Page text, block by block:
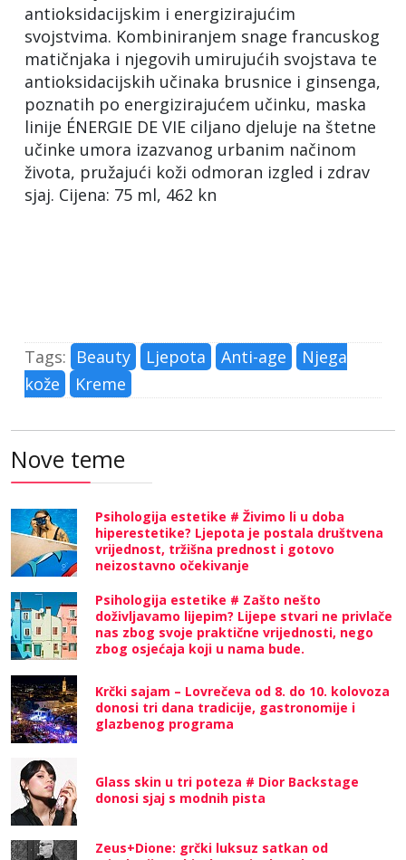
antioksidacijskim i energizirajućim
svojstvima. Kombiniranjem snage francuskog
matičnjaka i njegovih umirujućih svojstava te
antioksidacijskih učinaka brusnice i ginsenga,
poznatih po energizirajućem učinku, maska
linije ÉNERGIE DE VIE ciljano djeluje na štetne
učinke umora izazvanog urbanim načinom
života, pružajući koži odmoran izgled i zdrav
sjaj. Cijena: 75 ml, 462 kn
Tags: Beauty Ljepota Anti-age
Njega
kože
Kreme
Nove teme
Psihologija estetike # Živimo li u doba
hiperestetike? Ljepota je postala društvena
vrijednost, tržišna prednost i gotovo
neizostavno očekivanje
Psihologija estetike # Zašto nešto
doživljavamo lijepim? Lijepe stvari ne privlače
nas zbog svoje praktične vrijednosti, nego
zbog osjećaja koji u nama bude.
Krčki sajam – Lovrečeva od 8. do 10. kolovoza
donosi tri dana tradicije, gastronomije i
glazbenog programa
Glass skin u tri poteza # Dior Backstage
donosi sjaj s modnih pista
Zeus+Dione: grčki luksuz satkan od